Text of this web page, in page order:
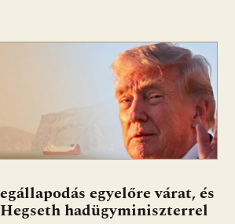
egyelőre várat, és
hadügyminiszterrel